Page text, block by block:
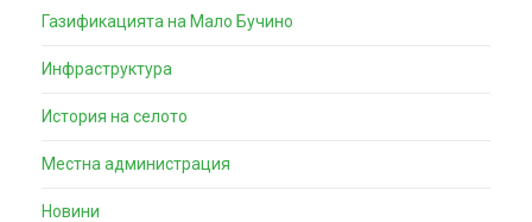
Газификацията на Мало Бучино
Инфраструктура
История на селото
Местна администрация
Новини